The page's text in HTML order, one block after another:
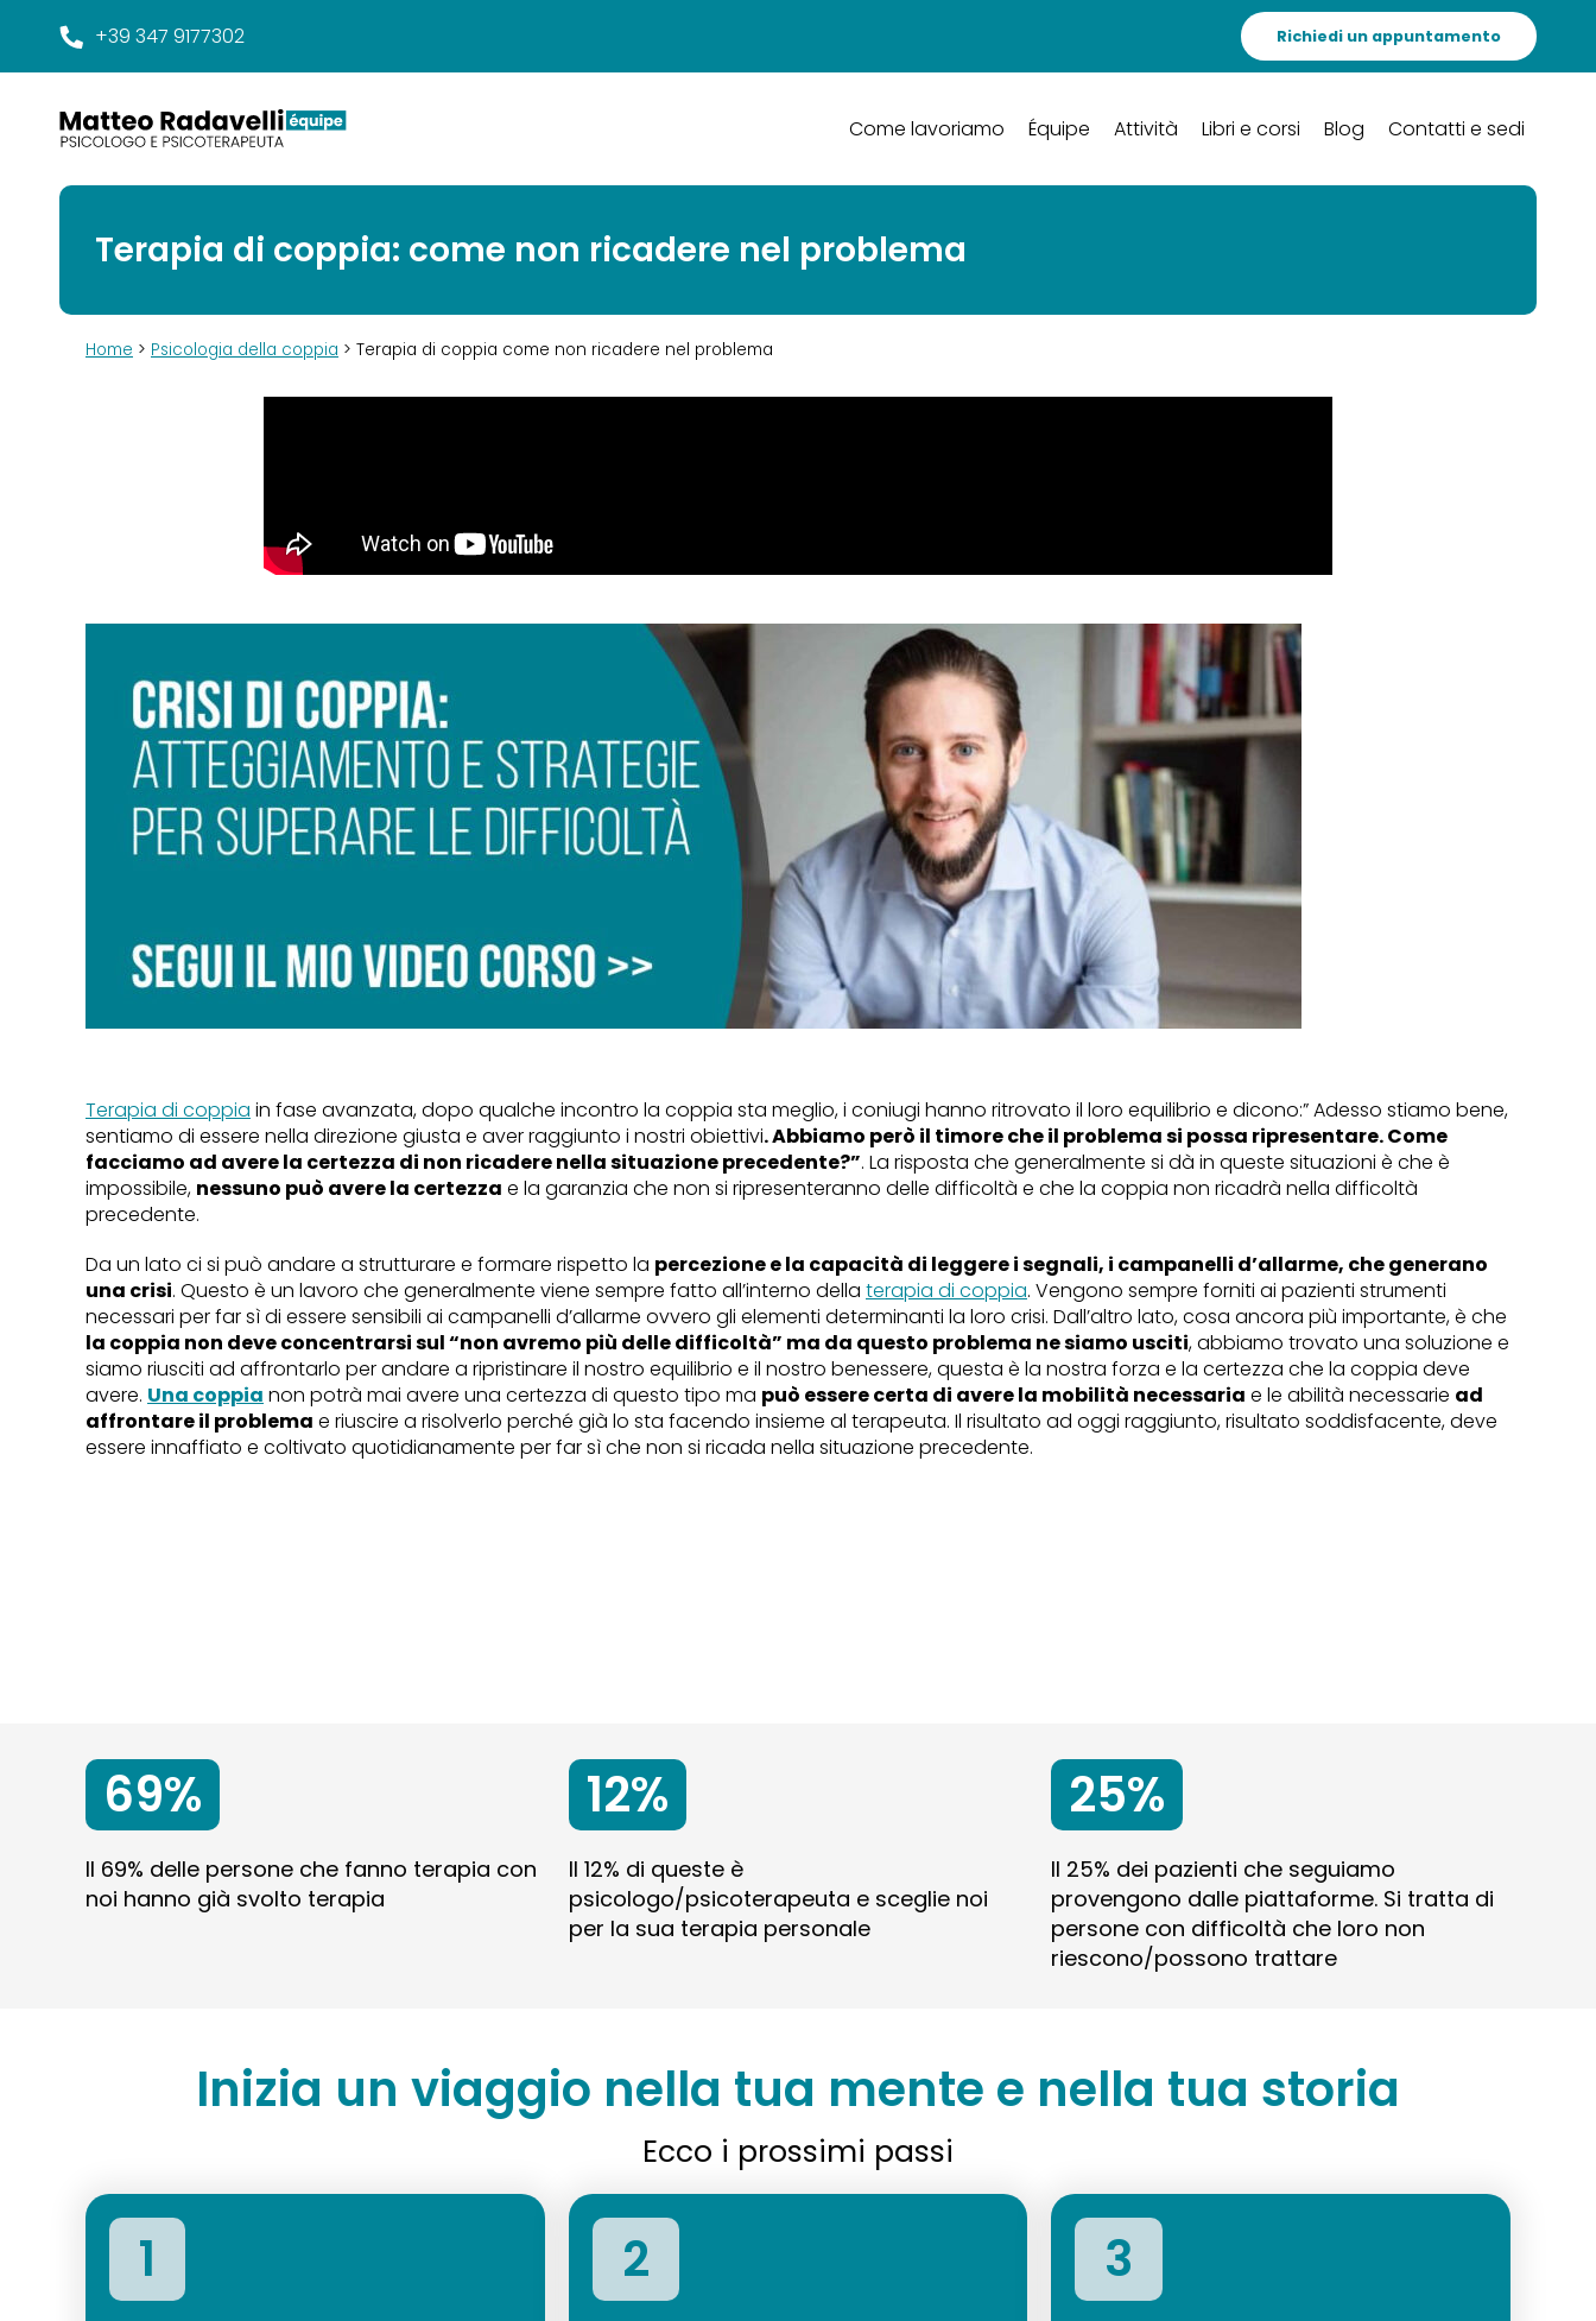
+39 347 9177302 Richiedi un appuntamento
Come lavoriamo Équipe Attività Libri e corsi Blog Contatti e sedi
Terapia di coppia: come non ricadere nel problema
Home > Psicologia della coppia > Terapia di coppia come non ricadere nel problema
Terapia di coppia in fase avanzata, dopo qualche incontro la coppia sta meglio, i coniugi hanno ritrovato il loro equilibrio e dicono:” Adesso stiamo bene,
sentiamo di essere nella direzione giusta e aver raggiunto i nostri obiettivi. Abbiamo però il timore che il problema si possa ripresentare. Come
facciamo ad avere la certezza di non ricadere nella situazione precedente?”. La risposta che generalmente si dà in queste situazioni è che è
impossibile, nessuno può avere la certezza e la garanzia che non si ripresenteranno delle difficoltà e che la coppia non ricadrà nella difficoltà
precedente.
Da un lato ci si può andare a strutturare e formare rispetto la percezione e la capacità di leggere i segnali, i campanelli d’allarme, che generano
una crisi. Questo è un lavoro che generalmente viene sempre fatto all’interno della terapia di coppia. Vengono sempre forniti ai pazienti strumenti
necessari per far sì di essere sensibili ai campanelli d’allarme ovvero gli elementi determinanti la loro crisi. Dall’altro lato, cosa ancora più importante, è che
la coppia non deve concentrarsi sul “non avremo più delle difficoltà” ma da questo problema ne siamo usciti, abbiamo trovato una soluzione e
siamo riusciti ad affrontarlo per andare a ripristinare il nostro equilibrio e il nostro benessere, questa è la nostra forza e la certezza che la coppia deve
avere. Una coppia non potrà mai avere una certezza di questo tipo ma può essere certa di avere la mobilità necessaria e le abilità necessarie ad
affrontare il problema e riuscire a risolverlo perché già lo sta facendo insieme al terapeuta. Il risultato ad oggi raggiunto, risultato soddisfacente, deve
essere innaffiato e coltivato quotidianamente per far sì che non si ricada nella situazione precedente.
69%
Il 69% delle persone che fanno terapia con
noi hanno già svolto terapia
12%
Il 12% di queste è
psicologo/psicoterapeuta e sceglie noi
per la sua terapia personale
25%
Il 25% dei pazienti che seguiamo
provengono dalle piattaforme. Si tratta di
persone con difficoltà che loro non
riescono/possono trattare
Inizia un viaggio nella tua mente e nella tua storia
Ecco i prossimi passi
1 2 3